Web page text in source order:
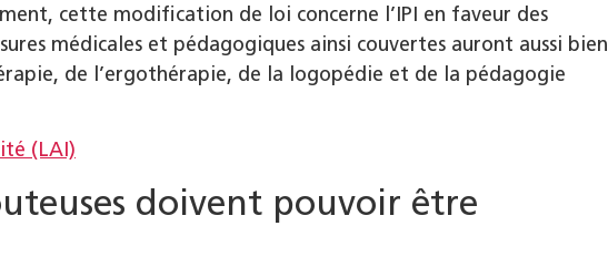
cette modification de loi concerne l’IPI en faveur des
médicales et pédagogiques ainsi couvertes auront aussi bien
de l’ergothérapie, de la logopédie et de la pédagogie
(LAI)
doivent pouvoir être